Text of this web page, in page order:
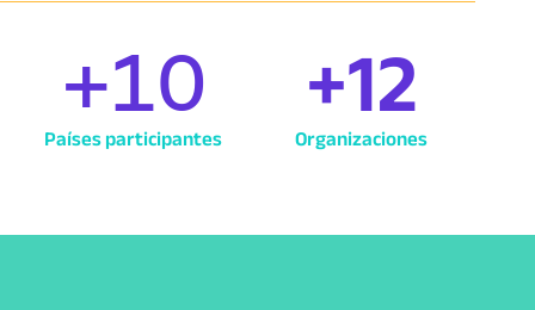
Países participantes
+10
Organizaciones
+12